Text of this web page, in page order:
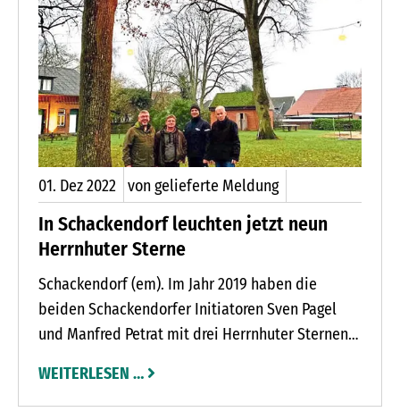
01. Dez2022 von gelieferte Meldung
In Schackendorf leuchten jetzt neun
Herrnhuter Sterne
Schackendorf (em). Im Jahr 2019 haben die
beiden Schackendorfer Initiatoren Sven Pagel
und Manfred Petrat mit drei Herrnhuter Sternen
Dorfplatz zur Weihnachtszeit zu beleuchten.
Stetig wurde die Anzahl der Sterne über die Jahre
WEITERLESEN …